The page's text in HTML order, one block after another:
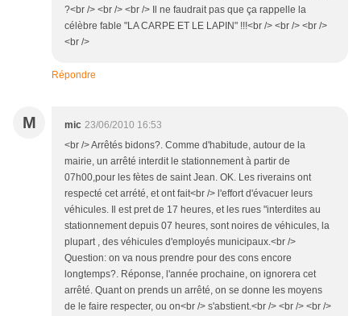
?<br /> <br /> <br /> Il ne faudrait pas que ça rappelle la
célèbre fable "LA CARPE ET LE LAPIN" !!!<br /> <br /> <br />
<br />
Répondre
M mic 23/06/2010 16:53
<br /> Arrêtés bidons?. Comme d'habitude, autour de la
mairie, un arrêté interdit le stationnement à partir de
07h00,pour les fètes de saint Jean. OK. Les riverains ont
respecté cet arrété, et ont fait<br /> l'effort d'évacuer leurs
véhicules. Il est pret de 17 heures, et les rues "interdites au
stationnement depuis 07 heures, sont noires de véhicules, la
plupart , des véhicules d'employés municipaux.<br />
Question: on va nous prendre pour des cons encore
longtemps?. Réponse, l'année prochaine, on ignorera cet
arrêté. Quant on prends un arrêté, on se donne les moyens
de le faire respecter, ou on<br /> s'abstient.<br /> <br /> <br />